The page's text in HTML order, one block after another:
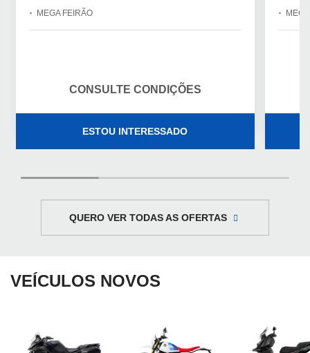
MEGA FEIRÃO
CONSULTE CONDIÇÕES
ESTOU INTERESSADO
QUERO VER TODAS AS OFERTAS
VEÍCULOS NOVOS